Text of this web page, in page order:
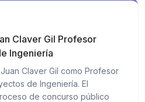
Claver Gil Profesor
Ingeniería
Claver Gil como Profesor
de Ingeniería. El
de concurso público